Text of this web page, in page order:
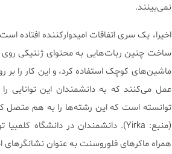
نمی‌بینند.
اخیرا، یک سری اتفاقات امیدوارکننده افتاده
ساخت چنین ربات‌هایی به محتوای ژنتیکی روی
ماشین‌های کوچک استفاده کرد، و این کار را
عمل می‌کنند که به دانشمندان این
توانسته است که این رشته‌ها را به هم متصل
همراه ماکرهای فلوروسنت به عنوان